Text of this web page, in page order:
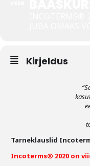
Arvamus
Digiraamatukogu
Kirjeldus
Tarneklauslid
Incoterms® 2020 on